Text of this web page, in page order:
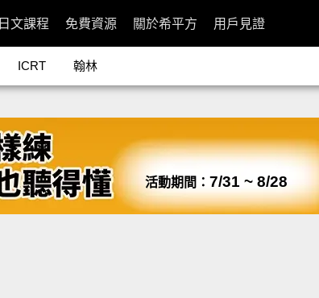
日文課程 免費資源 關於希平方 用戶見證
ICRT 翰林
活動期間： 7/31 ~ 8/28